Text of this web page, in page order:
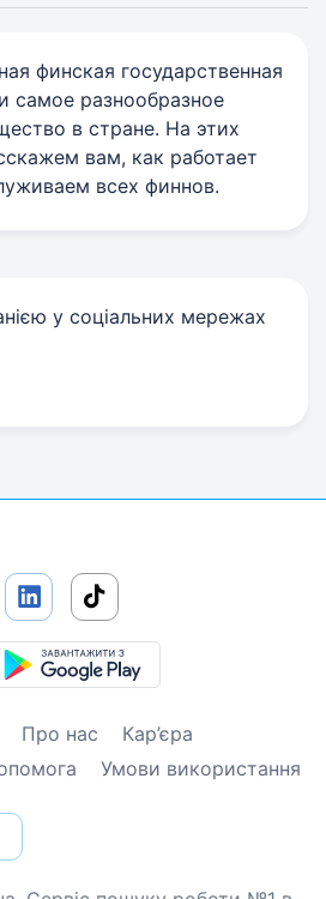
финская государственная
самое разнообразное
в стране. На этих
вам, как работает
всех финнов.
у соціальних мережах
link
Про нас
Кар’єра
Умови використання